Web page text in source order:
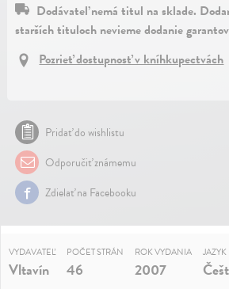
Dodávateľ nemá titul na sklade.
starších tituloch nevieme dodanie
Pozrieť dostupnosť v kníhkupectvách
Pridať do wishlistu
Odporučiť známemu
Zdielať na Facebooku
VYDAVATEĽ
Vltavín
POČET STRÁN
46
ROK VYDANIA
2007
JAZYK